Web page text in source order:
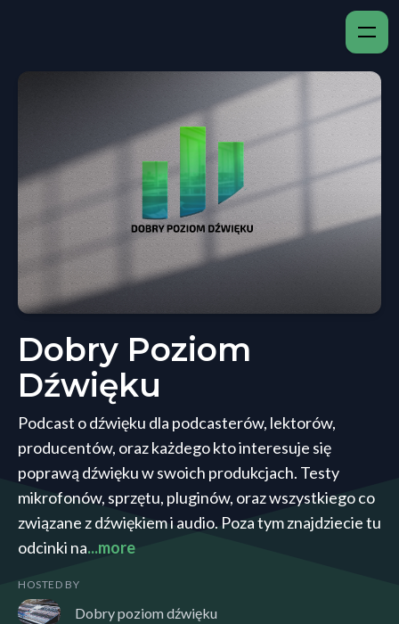
Dobry Poziom
Dźwięku
Podcast o dźwięku dla podcasterów, lektorów,
producentów, oraz każdego kto interesuje się
poprawą dźwięku w swoich produkcjach. Testy
mikrofonów, sprzętu, pluginów, oraz wszystkiego co
związane z dźwiękiem i audio. Poza tym znajdziecie tu
odcinki na...more
HOSTED BY
Dobry poziom dźwięku